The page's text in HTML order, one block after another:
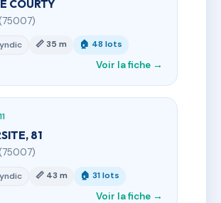
COURTY
(75007)
📏 35 m 🏠 48 lots
Voir la fiche →
81
(75007)
📏 43 m 🏠 31 lots
Voir la fiche →